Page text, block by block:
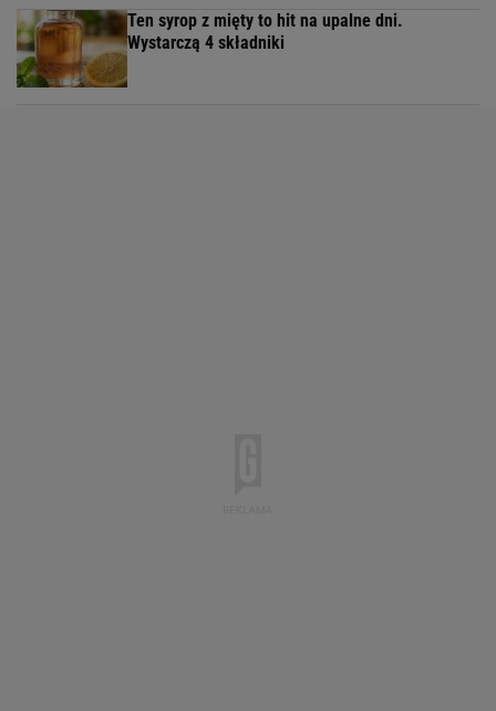
Ten syrop z mięty to hit na upalne dni.
Wystarczą 4 składniki